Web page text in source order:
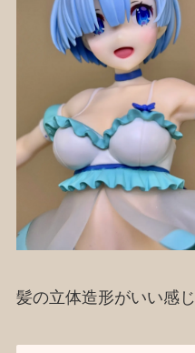
髪の立体造形がいい感じ